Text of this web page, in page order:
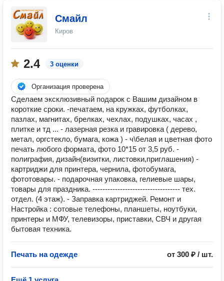
Смайл
Киров
2.4 3 оценки
Организация проверена
Сделаем эксклюзивный подарок с Вашим дизайном в
короткие сроки. -печатаем, на кружках, футболках,
пазлах, магнитах, брелках, чехлах, подушках, часах ,
плитке и тд ... - лазерная резка и гравировка ( дерево,
метал, оргстекло, бумага, кожа ) - ч\белая и цветная фото
печать любого формата, фото 10*15 от 3,5 руб. -
полиграфия, дизайн(визитки, листовки,приглашения) -
картриджи для принтера, чернила, фотобумага,
фототовары. - подарочная упаковка, гелиевые шары,
товары для праздника. ----------------------------------- тех.
отдел. (4 этаж). - Заправка картриджей. Ремонт и
Настройка : сотовые телефоны, планшеты, ноутбуки,
принтеры и МФУ, телевизоры, приставки, СВЧ и другая
бытовая техника.
Печать на одежде от 300 ₽ / шт.